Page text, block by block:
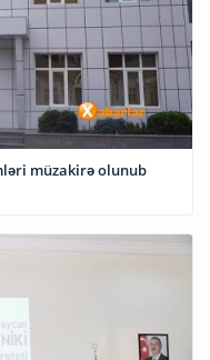
Elektron elmin formalaşması problemləri müzakirə olunub